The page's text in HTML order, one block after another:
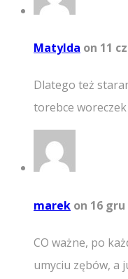
Matylda on 11
Dlatego też
torebce
marek on 16 gru
CO ważne, po
umyciu zębów, a